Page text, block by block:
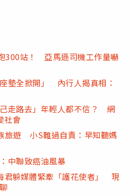
300站！ 亞馬遜司機工作量嚇
墊全掀開」 內行人揭真相：
走路去」年輕人都不信？ 網
社會
旅遊 小S難過自責：早知聽媽
中聯致癌油風暴
君躲媒體緊牽「護花使者」 現